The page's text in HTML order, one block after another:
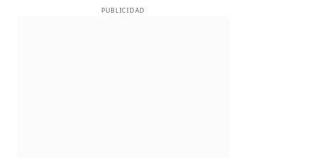
PUBLICIDAD